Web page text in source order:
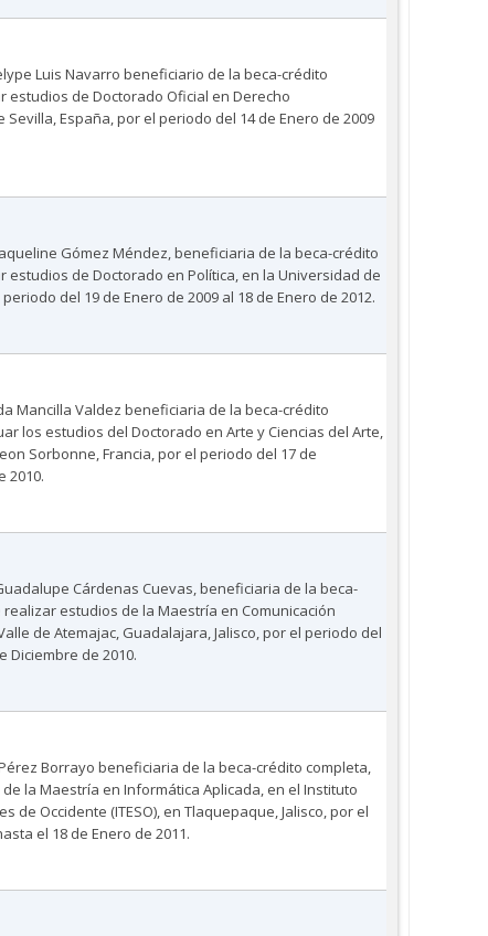
Luis Navarro beneficiario de la beca-crédito
estudios de Doctorado Oficial en Derecho
España, por el periodo del 14 de Enero de 2009
Gómez Méndez, beneficiaria de la beca-crédito
estudios de Doctorado en Política, en la Universidad de
del 19 de Enero de 2009 al 18 de Enero de 2012.
Mancilla Valdez beneficiaria de la beca-crédito
los estudios del Doctorado en Arte y Ciencias del Arte,
Sorbonne, Francia, por el periodo del 17 de
2010.
Cárdenas Cuevas, beneficiaria de la beca-
estudios de la Maestría en Comunicación
de Atemajac, Guadalajara, Jalisco, por el periodo del
Diciembre de 2010.
Borrayo beneficiaria de la beca-crédito completa,
la Maestría en Informática Aplicada, en el Instituto
de Occidente (ITESO), en Tlaquepaque, Jalisco, por el
el 18 de Enero de 2011.